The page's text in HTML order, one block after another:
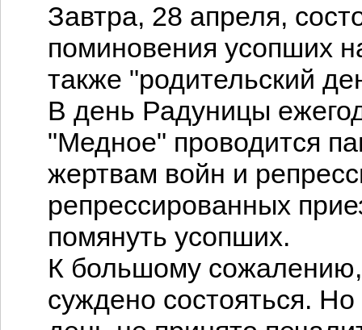
Завтра, 28 апреля,
поминовения усопших
также "родительский
В день Радуницы
"Медное" проводится
жертвам войн и
репрессированных
помянуть усопших.
К большому
суждено состояться.